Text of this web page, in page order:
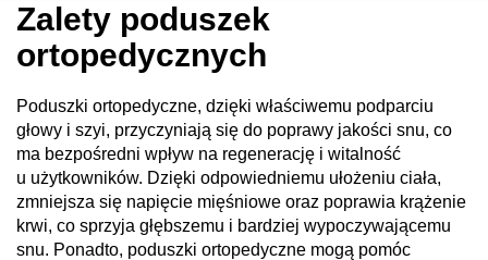
Zalety poduszek
ortopedycznych
Poduszki ortopedyczne, dzięki właściwemu podparciu
głowy i szyi, przyczyniają się do poprawy jakości snu, co
ma bezpośredni wpływ na regenerację i witalność
u użytkowników. Dzięki odpowiedniemu ułożeniu ciała,
zmniejsza się napięcie mięśniowe oraz poprawia krążenie
krwi, co sprzyja głębszemu i bardziej wypoczywającemu
snu. Ponadto, poduszki ortopedyczne mogą pomóc